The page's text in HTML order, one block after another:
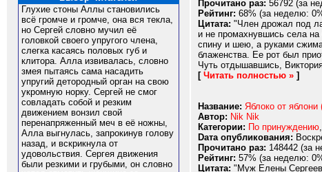
Глухие стоны Аллы становились
всё громче и громче, она вся текла,
но Сергей словно мучил её
головкой своего упругого члена,
слегка касаясь половых губ и
клитора. Алла извивалась, словно
змея пытаясь сама насадить
упругий детородный орган на свою
укромную норку. Сергей не смог
совладать собой и резким
движением вонзил свой
перенапряженный меч в её ножны,
Алла выгнулась, запрокинув голову
назад, и вскрикнула от
удовольствия. Сергея движения
были резкими и грубыми, он словно
Прочитано раз: 56792 (за
Рейтинг: 68% (за неделю:
Цитата: "Член дрожал под
и не промахнувшись села
спину и шею, а руками
блаженства. Ее рот был
Чуть отдышавшись,
[ Читать полностью » ]
Название: Яблоко от яблони
Автор: Nik Nik
Категории: По принуждению,
Dата опубликования:
Прочитано раз: 148442 (за
Рейтинг: 57% (за неделю:
Цитата: "Муж Елены